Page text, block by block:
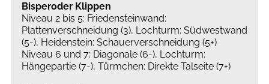
Bisperoder Klippen
Niveau 2 bis 5: Friedensteinwand:
Plattenverschneidung (3), Lochturm: Südwestwand
(5-), Heidenstein: Schauerverschneidung (5+)
Niveau 6 und 7: Diagonale (6-), Lochturm:
Hängepartie (7-), Türmchen: Direkte Talseite (7+)